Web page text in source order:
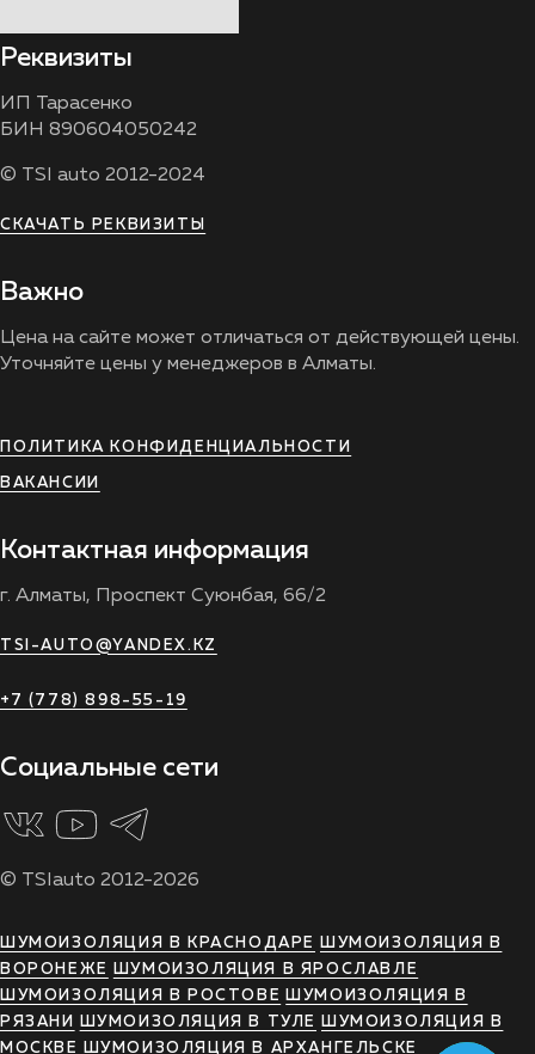
Реквизиты
ИП Тарасенко
БИН 890604050242
© TSI auto 2012-2024
СКАЧАТЬ РЕКВИЗИТЫ
Важно
Цена на сайте может отличаться от действующей цены.
Уточняйте цены у менеджеров в Алматы.
ПОЛИТИКА КОНФИДЕНЦИАЛЬНОСТИ
ВАКАНСИИ
Контактная информация
г. Алматы, Проспект Суюнбая, 66/2
TSI-AUTO@YANDEX.KZ
+7 (778) 898-55-19
Социальные сети
© TSIauto 2012-2026
ШУМОИЗОЛЯЦИЯ В КРАСНОДАРЕ
ШУМОИЗОЛЯЦИЯ В
ВОРОНЕЖЕ
ШУМОИЗОЛЯЦИЯ В ЯРОСЛАВЛЕ
ШУМОИЗОЛЯЦИЯ В РОСТОВЕ
ШУМОИЗОЛЯЦИЯ В
РЯЗАНИ
ШУМОИЗОЛЯЦИЯ В ТУЛЕ
ШУМОИЗОЛЯЦИЯ В
МОСКВЕ
ШУМОИЗОЛЯЦИЯ В АРХАНГЕЛЬСКЕ